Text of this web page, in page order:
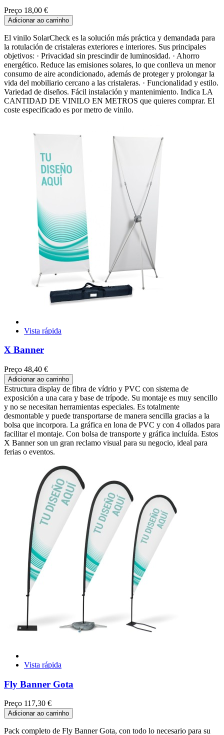
Preço 18,00 €
Adicionar ao carrinho
El vinilo SolarCheck es la solución más práctica y demandada para
la rotulación de cristaleras exteriores e interiores. Sus principales
objetivos: · Privacidad sin prescindir de luminosidad. · Ahorro
energético. Reduce las emisiones solares, lo que conlleva un menor
consumo de aire acondicionado, además de proteger y prolongar la
vida del mobiliario cercano a las cristaleras. · Funcionalidad y estilo.
Variedad de diseños. Fácil instalación y mantenimiento. Indica LA
CANTIDAD DE VINILO EN METROS que quieres comprar. El
coste especificado es por metro de vinilo.
Vista rápida
X Banner
Preço 48,40 €
Adicionar ao carrinho
Estructura display de fibra de vídrio y PVC con sistema de
exposición a una cara y base de trípode. Su montaje es muy sencillo
y no se necesitan herramientas especiales. Es totalmente
desmontable y puede transportarse de manera sencilla gracias a la
bolsa que incorpora. La gráfica en lona de PVC y con 4 ollados para
facilitar el montaje. Con bolsa de transporte y gráfica incluída. Estos
X Banner son un gran reclamo visual para su negocio, ideal para
ferias o eventos.
Vista rápida
Fly Banner Gota
Preço 117,30 €
Adicionar ao carrinho
Pack completo de Fly Banner Gota, con todo lo necesario para su